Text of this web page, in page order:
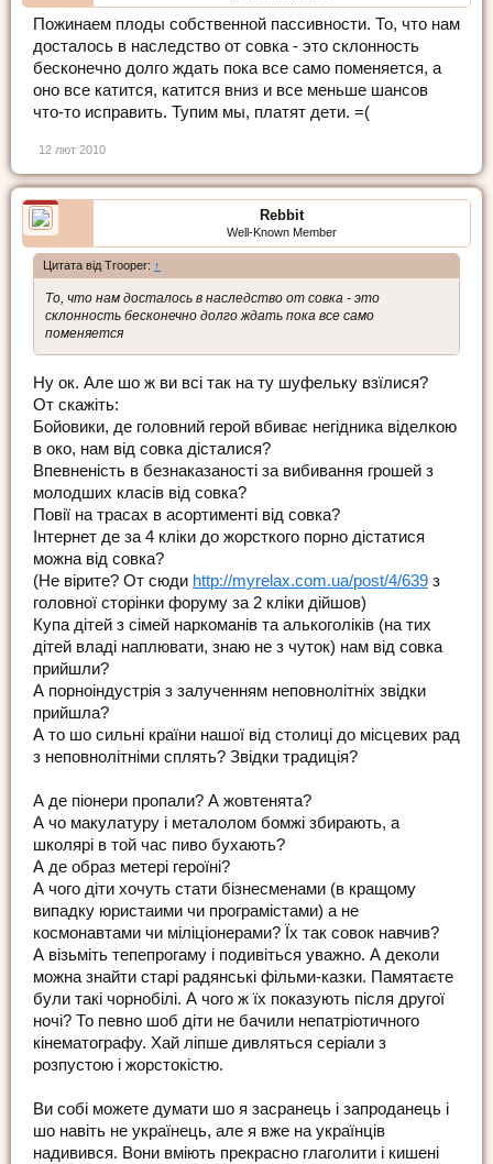
Пожинаем плоды собственной пассивности. То, что нам
досталось в наследство от совка - это склонность
бесконечно долго ждать пока все само поменяется, а
оно все катится, катится вниз и все меньше шансов
что-то исправить. Тупим мы, платят дети. =(
12 лют 2010
Rebbit
Well-Known Member
Цитата від Trooper: ↑
То, что нам досталось в наследство от совка - это
склонность бесконечно долго ждать пока все само
поменяется
Ну ок. Але шо ж ви всі так на ту шуфельку взїлися?
От скажіть:
Бойовики, де головний герой вбиває негідника віделкою
в око, нам від совка дісталися?
Впевненість в безнаказаності за вибивання грошей з
молодших класів від совка?
Повії на трасах в асортименті від совка?
Інтернет де за 4 кліки до жорсткого порно дістатися
можна від совка?
(Не вірите? От сюди http://myrelax.com.ua/post/4/639 з
головної сторінки форуму за 2 кліки дійшов)
Купа дітей з сімей наркоманів та алькоголіків (на тих
дітей владі наплювати, знаю не з чуток) нам від совка
прийшли?
А порноіндустрія з залученням неповнолітніх звідки
прийшла?
А то шо сильні країни нашої від столиці до місцевих рад
з неповнолітніми сплять? Звідки традиція?
А де піонери пропали? А жовтенята?
А чо макулатуру і металолом бомжі збирають, а
школярі в той час пиво бухають?
А де образ метері героїні?
А чого діти хочуть стати бізнесменами (в кращому
випадку юристаими чи програмістами) а не
космонавтами чи міліціонерами? Їх так совок навчив?
А візьміть тепепрогаму і подивіться уважно. А деколи
можна знайти старі радянські фільми-казки. Памятаєте
були такі чорнобілі. А чого ж їх показують після другої
ночі? То певно шоб діти не бачили непатріотичного
кінематографу. Хай ліпше дивляться серіали з
розпустою і жорстокістю.
Ви собі можете думати шо я засранець і запроданець і
шо навіть не українець, але я вже на українців
надивився. Вони вміють прекрасно глаголити і кишені